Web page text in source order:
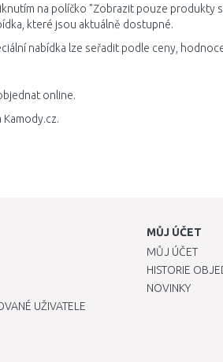
na políčko "Zobrazit pouze produkty
které jsou aktuálně dostupné.
nabídka lze seřadit podle ceny,
online.
UŽIVATELE
MŮJ ÚČET
MŮJ ÚČET
HISTORIE
NOVINKY